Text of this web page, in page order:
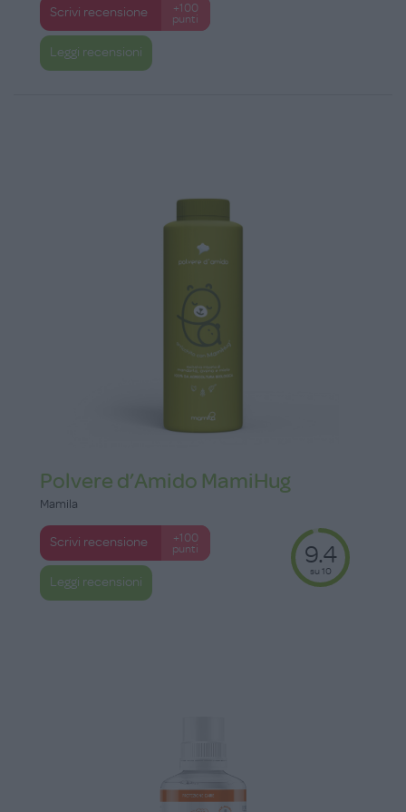
Scrivi recensione
+100
punti
Leggi recensioni
Polvere d’Amido MamiHug
Mamila
Scrivi recensione
+100
punti
Leggi recensioni
9.4
su 10